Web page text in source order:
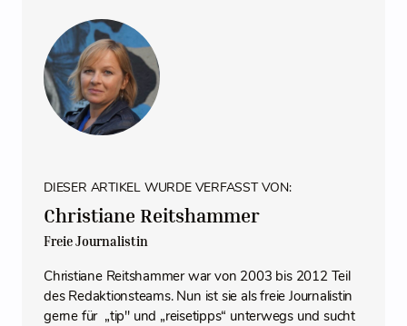
DIESER ARTIKEL WURDE VERFASST VON:
Christiane Reitshammer
Freie Journalistin
Christiane Reitshammer war von 2003 bis 2012 Teil
des Redaktionsteams. Nun ist sie als freie Journalistin
gerne für „tip" und „reisetipps“ unterwegs und sucht